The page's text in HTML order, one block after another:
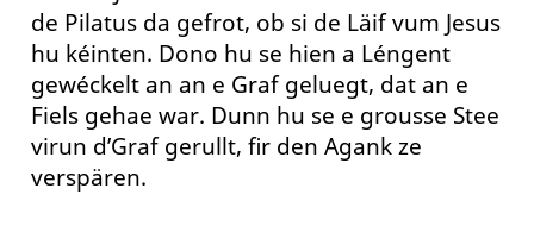
de Pilatus da gefrot, ob si de Läif vum Jesus
hu kéinten. Dono hu se hien a Léngent
gewéckelt an an e Graf geluegt, dat an e
Fiels gehae war. Dunn hu se e grousse Stee
virun d’Graf gerullt, fir den Agank ze
verspären.